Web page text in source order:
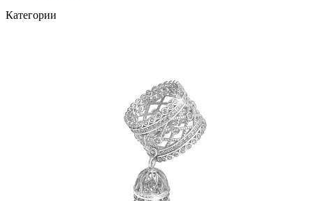
Категории